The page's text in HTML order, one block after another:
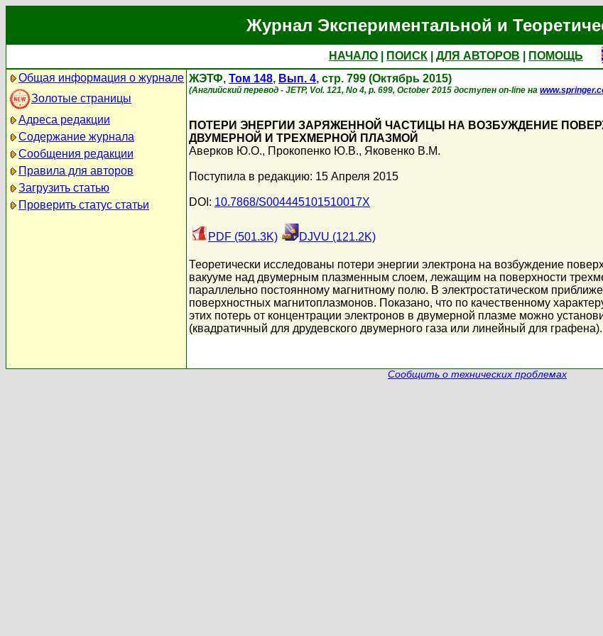
Журнал Экспериментальной и
НАЧАЛО ПОИСК ДЛЯ АВТОРОВ
ПОМОЩЬ
Общая информация о журнале
Золотые страницы
Адреса редакции
Содержание журнала
Сообщения редакции
Правила для авторов
Загрузить статью
Проверить статус статьи
ЖЭТФ, Том 148, Вып. 4, стр. 799 (Октябрь 2015)
(Английский перевод - JETP, Vol. 121, No 4, p. 699, October 2015 доступен on-line на
ПОТЕРИ ЭНЕРГИИ ЗАРЯЖЕННОЙ ЧАСТИЦЫ НА ВОЗБУЖДЕНИЕ
ДВУМЕРНОЙ И ТРЕХМЕРНОЙ ПЛАЗМОЙ
Аверков Ю.О., Прокопенко Ю.В., Яковенко В.М.
Поступила в редакцию: 15 Апреля 2015
DOI: 10.7868/S004445101510017X
PDF (501.3K) DJVU (121.2K)
Теоретически исследованы потери энергии электрона на возбуждение
вакууме над двумерным плазменным слоем, лежащим на поверхности
параллельно постоянному магнитному полю. В электростатическом
поверхностных магнитоплазмонов. Показано, что по качественному
этих потерь от концентрации электронов в двумерной плазме можно
(квадратичный для друдевского двумерного газа или линейный для графена).
Сообщить о технических проблемах